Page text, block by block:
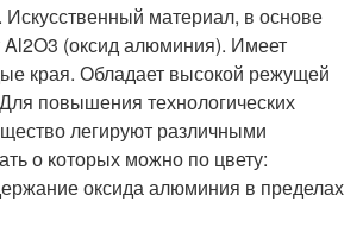
Искусственный материал, в основе
Al2O3 (оксид алюминия). Имеет
края. Обладает высокой режущей
повышения технологических
легируют различными
о которых можно по цвету:
оксида алюминия в пределах